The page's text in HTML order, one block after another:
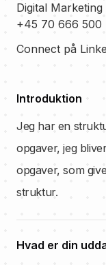
Digital Marketing
+45 70 666 500
Connect på
Introduktion
Jeg har en
opgaver, jeg
opgaver, som
struktur.
Hvad er din